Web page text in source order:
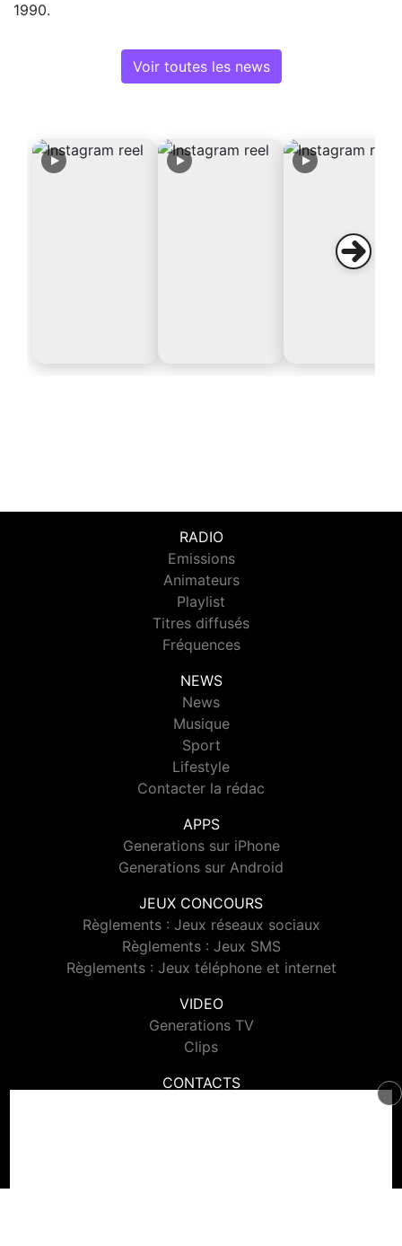
1990.
Voir toutes les news
RADIO
Emissions
Animateurs
Playlist
Titres diffusés
Fréquences
NEWS
News
Musique
Sport
Lifestyle
Contacter la rédac
APPS
Generations sur iPhone
Generations sur Android
JEUX CONCOURS
Règlements : Jeux réseaux sociaux
Règlements : Jeux SMS
Règlements : Jeux téléphone et internet
VIDEO
Generations TV
Clips
CONTACTS